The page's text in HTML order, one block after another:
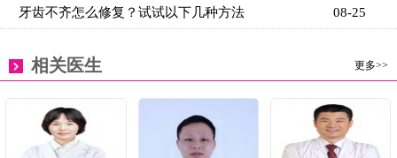
08-25
牙齿不齐怎么修复？试试以下几种方法
更多>>
相关医生